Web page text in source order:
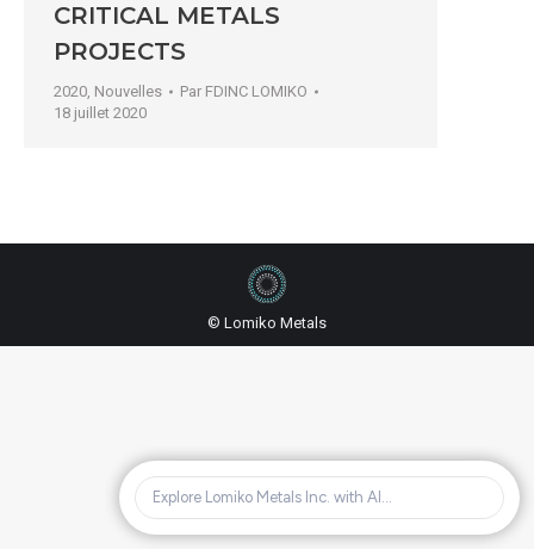
CRITICAL METALS
PROJECTS
2020, Nouvelles Par FDINC LOMIKO
18 juillet 2020
© Lomiko Metals